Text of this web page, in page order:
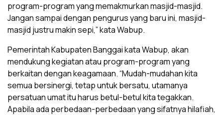
program-program yang memakmurkan masjid-masjid.
Jangan sampai dengan pengurus yang baru ini, masjid-
masjid justru makin sepi,” kata Wabup.
Pemerintah Kabupaten Banggai kata Wabup, akan
mendukung kegiatan atau program-program yang
berkaitan dengan keagamaan. “Mudah-mudahan kita
semua bersinergi, tetap untuk bersatu, utamanya
persatuan umat itu harus betul-betul kita tegakkan.
Apabila ada perbedaan-perbedaan yang sifatnya hilafiah,